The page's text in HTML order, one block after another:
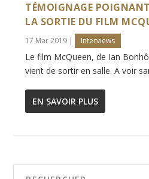
TÉMOIGNAGE
LA SORTIE DU FILM
17 Mar 2019 | Interviews
Le film McQueen, de Ian
vient de sortir en salle. A voir
EN SAVOIR PLUS